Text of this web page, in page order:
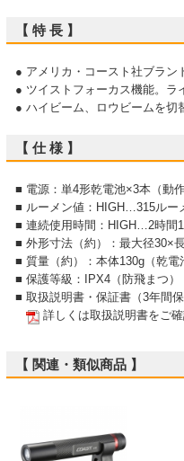
【 特 長 】
● アメリカ・コースト社ブラン
● ツイストフォーカス機能。ラ
● ハイビーム、ロウビームを切
【 仕 様 】
■ 電源：単4形乾電池×3本（動
■ ルーメン値：HIGH…315ルー
■ 連続使用時間：HIGH…2時間
■ 外形寸法（約）：最大径30×
■ 質量（約）：本体130g（乾電
■ 保護等級：IPX4（防飛まつ）
■ 取扱説明書・保証書（3年間
詳しくは取扱説明書をご
【 関連・類似商品 】